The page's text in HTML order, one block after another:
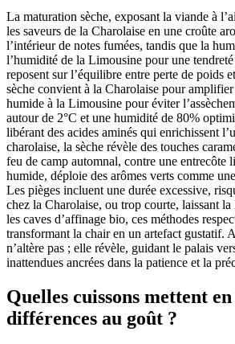
La maturation sèche, exposant la viande à
les saveurs de la Charolaise en une croûte
l’intérieur de notes fumées, tandis que la
l’humidité de la Limousine pour une
reposent sur l’équilibre entre perte de poids
sèche convient à la Charolaise pour
humide à la Limousine pour éviter
autour de 2°C et une humidité de 80%
libérant des acides aminés qui enrichissent
charolaise, la sèche révèle des touches
feu de camp automnal, contre une entrecôte
humide, déploie des arômes verts comme
Les pièges incluent une durée excessive,
chez la Charolaise, ou trop courte, laissant
les caves d’affinage bio, ces méthodes
transformant la chair en un artefact gustatif.
n’altère pas ; elle révèle, guidant le palais
inattendues ancrées dans la patience et la
Quelles cuissons mettent
différences au goût ?